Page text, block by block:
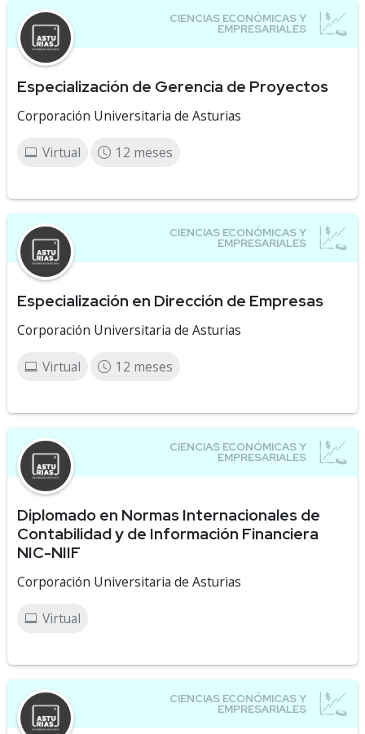
Especialización de Gerencia de Proyectos
Corporación Universitaria de Asturias
Virtual 12 meses
Especialización en Dirección de Empresas
Corporación Universitaria de Asturias
Virtual 12 meses
Diplomado en Normas Internacionales de
Contabilidad y de Información Financiera
NIC-NIIF
Corporación Universitaria de Asturias
Virtual